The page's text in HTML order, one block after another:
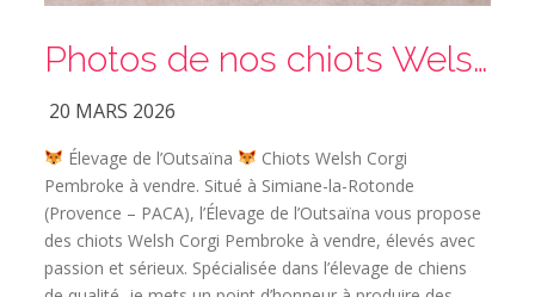
Photos de nos chiots Welsh Corgi Pembroke disponible à la réservation
20 MARS 2026
Élevage de l’Outsaïna
Chiots Welsh Corgi
Pembroke à vendre. Situé à Simiane-la-Rotonde
(Provence – PACA), l’Élevage de l’Outsaïna vous propose
des chiots Welsh Corgi Pembroke à vendre, élevés avec
passion et sérieux. Spécialisée dans l’élevage de chiens